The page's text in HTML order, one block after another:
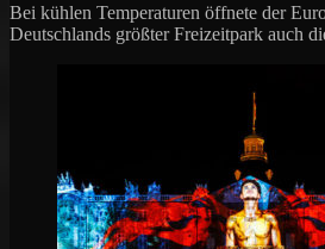
Bei kühlen Temperaturen öffnete der
Deutschlands größter Freizeitpark auch